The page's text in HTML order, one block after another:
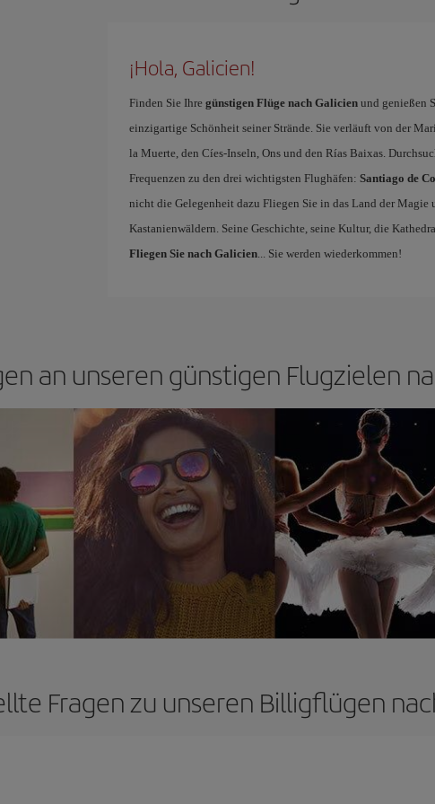
¡Hola, Galicien!
Finden Sie Ihre günstigen Flüge nach Galicienund genießen
einzigartige Schönheit seiner Strände. Sie verläuft von der
la Muerte, den Cíes-Inseln, Ons und den Rías Baixas.
Frequenzen zu den drei wichtigsten Flughäfen: Santiago de
nicht die Gelegenheit dazu Fliegen Sie in das Land der Magie
Kastanienwäldern. Seine Geschichte, seine Kultur, die
Fliegen Sie nach Galicien... Sie werden wiederkommen!
an unseren günstigen Flugzielen
Fragen zu unseren Billigflügen